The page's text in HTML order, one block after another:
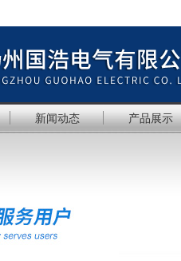
新闻动态 产品展示